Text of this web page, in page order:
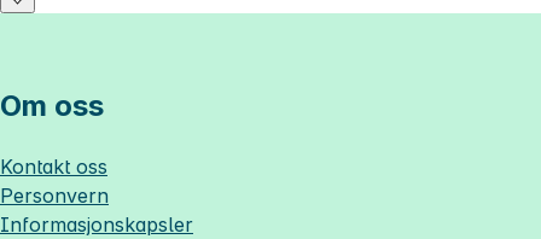
Om oss
Kontakt oss
Personvern
Informasjonskapsler